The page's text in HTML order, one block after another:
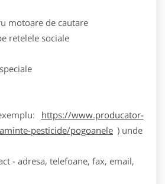
motoare de cautare
retelele sociale
https://www.producator-
pesticide/pogoanele ) unde
- adresa, telefoane, fax, email,